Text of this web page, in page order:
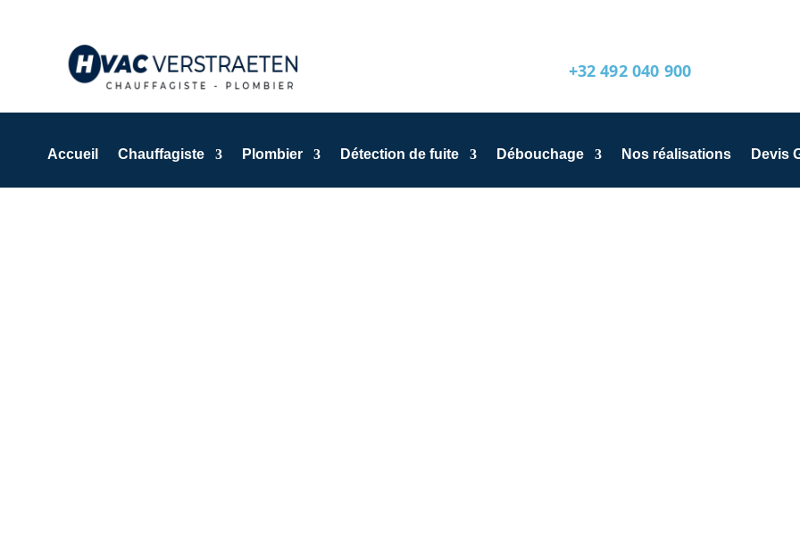
+32 492 040 900
Accueil Chauffagiste Plombier Détection de fuite Débouchage Nos réalisations Devis